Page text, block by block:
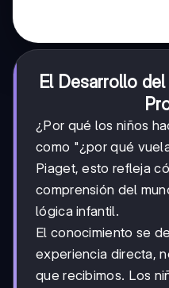
El Desarrollo
¿Por qué los niños
como "¿por qué
Piaget, esto refleja
comprensión del
lógica infantil.
El conocimiento se
experiencia directa,
que recibimos. Los